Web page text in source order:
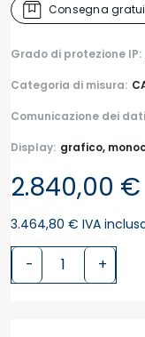
Consegna
Grado di protezione IP:
Categoria di misura:
Comunicazione dei
Display: grafico,
2.840,00 €
3.464,80 € IVA
- +